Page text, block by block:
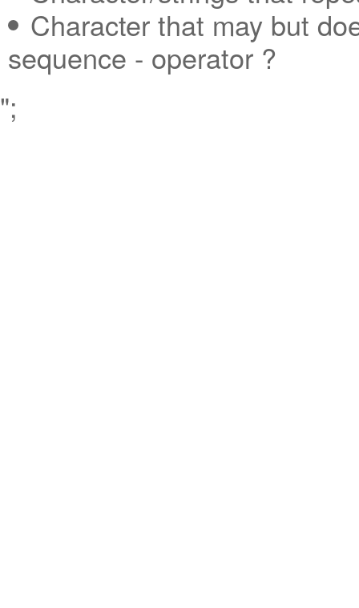
Character that may but
sequence - operator ?
";